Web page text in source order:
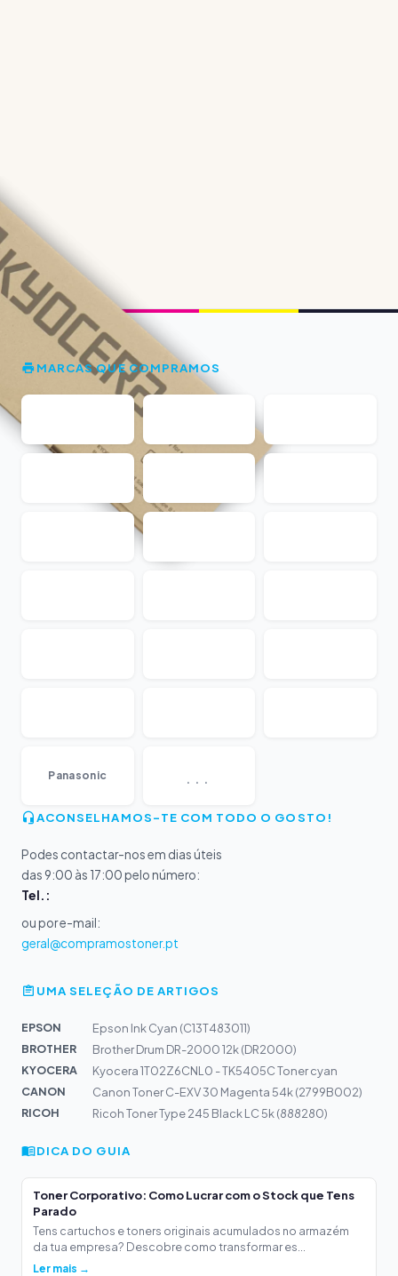
MARCAS QUE COMPRAMOS
Panasonic
ACONSELHAMOS-TE COM TODO O GOSTO!
Podes contactar-nos em dias úteis
das 9:00 às 17:00 pelo número:
Tel.:
ou por e-mail:
geral@compramostoner.pt
UMA SELEÇÃO DE ARTIGOS
EPSON
Epson Ink Cyan (C13T483011)
BROTHER
Brother Drum DR-2000 12k (DR2000)
KYOCERA
Kyocera 1T02Z6CNL0 - TK5405C Toner cyan
CANON
Canon Toner C-EXV 30 Magenta 54k (2799B002)
RICOH
Ricoh Toner Type 245 Black LC 5k (888280)
DICA DO GUIA
Toner Corporativo: Como Lucrar com o Stock que Tens
Parado
Tens cartuchos e toners originais acumulados no armazém
da tua empresa? Descobre como transformar es...
Ler mais →